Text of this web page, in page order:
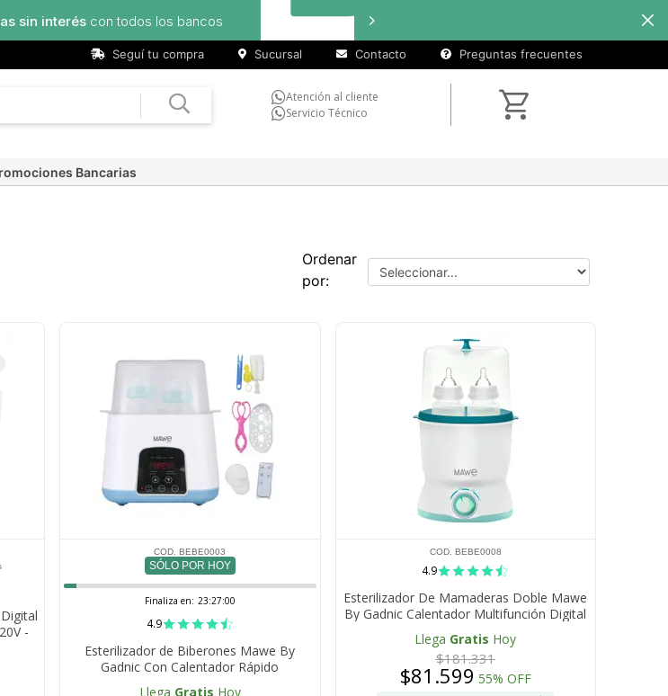
sin interés con todos los bancos
Seguí tu compra Sucursal Contacto Preguntas frecuentes
Atención al cliente
Servicio Técnico
Bancarias
Ordenar
por:
-
COD. BEBE0003
SÓLO POR HOY
Finaliza en: 23:26:59
4.9
Esterilizador de Biberones Mawe By
Gadnic Con Calentador Rápido
Llega Gratis Hoy
COD. BEBE0008
4.9
Esterilizador De Mamaderas Doble Mawe
By Gadnic Calentador Multifunción Digital
Llega Gratis Hoy
$181.331
$81.599 55% OFF